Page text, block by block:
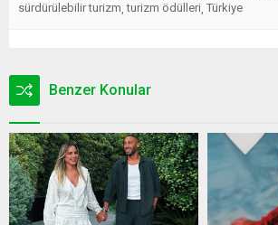
sürdürülebilir turizm ,turizm ödülleri Türkiye
Benzer Konular